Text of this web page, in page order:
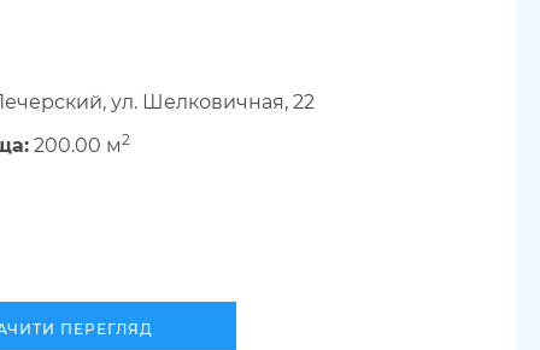
ул. Шелковичная, 22
200.00 м2
ПЕРЕГЛЯД